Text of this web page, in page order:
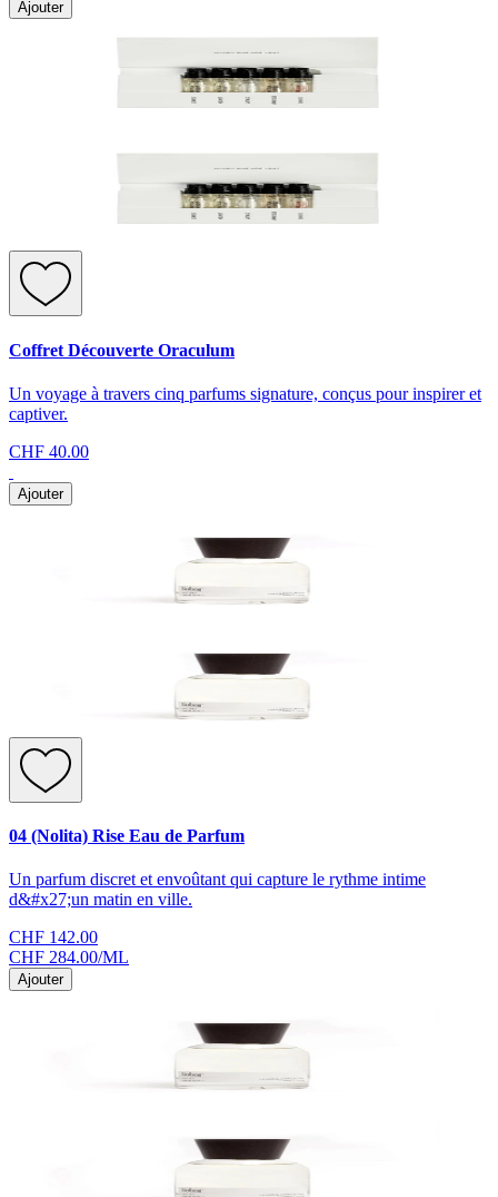
Ajouter
Coffret Découverte Oraculum
Un voyage à travers cinq parfums signature, conçus pour inspirer et
captiver.
CHF 40.00
Ajouter
04 (Nolita) Rise Eau de Parfum
Un parfum discret et envoûtant qui capture le rythme intime
d&#x27;un matin en ville.
CHF 142.00
CHF 284.00/ML
Ajouter